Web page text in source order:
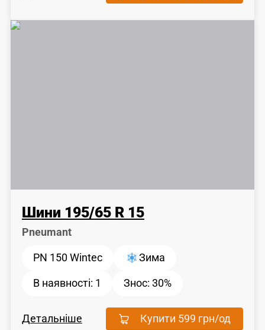
Шини 195/65 R 15
Pneumant
PN 150 Wintec Зима
В наявності: 1 Знос:30%
Детальніше Купити 599 грн/од